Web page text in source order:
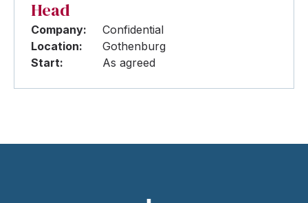
Head
Company:
Confidential
Location:
Gothenburg
Start:
As agreed